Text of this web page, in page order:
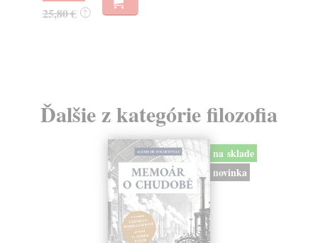
25,80 € ?
Ďalšie z kategórie filozofia
na sklade
novinka